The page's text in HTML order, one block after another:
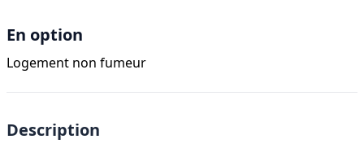
En option
Logement non fumeur
Description